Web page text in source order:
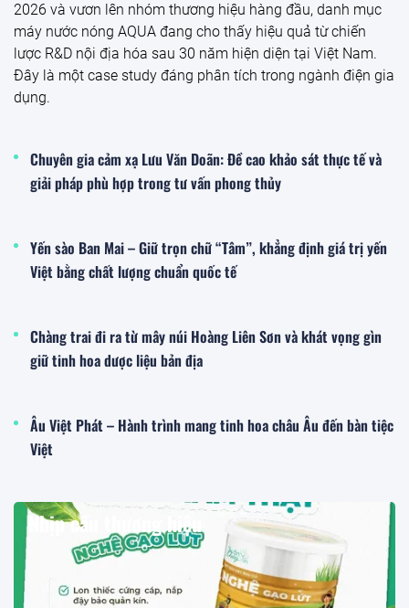
2026 và vươn lên nhóm thương hiệu hàng đầu, danh mục
máy nước nóng AQUA đang cho thấy hiệu quả từ chiến
lược R&D nội địa hóa sau 30 năm hiện diện tại Việt Nam.
Đây là một case study đáng phân tích trong ngành điện gia
dụng.
Chuyên gia cảm xạ Lưu Văn Doãn: Đề cao khảo sát thực tế và
giải pháp phù hợp trong tư vấn phong thủy
Yến sào Ban Mai – Giữ trọn chữ “Tâm”, khẳng định giá trị yến
Việt bằng chất lượng chuẩn quốc tế
Chàng trai đi ra từ mây núi Hoàng Liên Sơn và khát vọng gìn
giữ tinh hoa dược liệu bản địa
Âu Việt Phát – Hành trình mang tinh hoa châu Âu đến bàn tiệc
Việt
Nhịp cầu thương hiệu